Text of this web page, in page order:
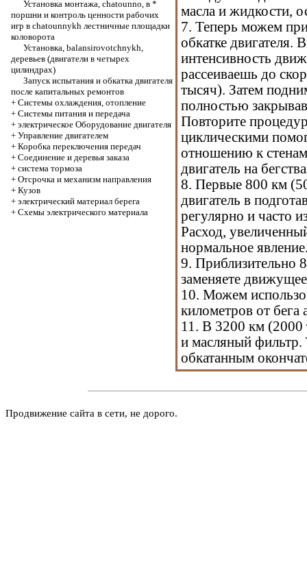
Установка монтажа, chatounno, в *
поршни и контроль ценности рабочих
игр в chatounnykh лестничные площадки
коловорота
Установка, balansirovotchnykh,
деревьев (двигатели в четырех
цилиндрах)
Запуск испытания и обкатка двигателя
после капитальных ремонтов
+ Системы охлаждения, отопление
+ Системы питания и передача
+ электрическое Оборудование двигателя
+ Управление двигателем
+ Коробка переключения передач
+ Соединение и деревья заказа
+ система тормоза
+ Отсрочка и механизм направления
+ Кузов
+ электрический материал берега
+ Схемы электрического материала
масла и жидкости,
7. Теперь можем
обкатке двигателя.
интенсивность
рассеиваешь до
тысяч). Затем
полностью
Повторите
циклическими
отношению к
двигатель на
8. Первые 800 км
двигатель в
регулярно и часто
Расход,
нормальное
9. Приблизительно
заменяете
10. Можем
километров от
11. В 3200 км (2000
и масляный фильтр.
обкатанным
Продвижение сайта в сети, не дорого.